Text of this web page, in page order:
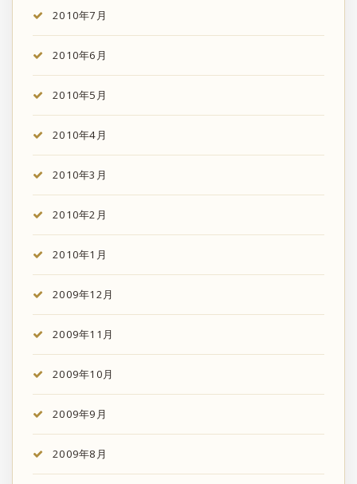
2010年7月
2010年6月
2010年5月
2010年4月
2010年3月
2010年2月
2010年1月
2009年12月
2009年11月
2009年10月
2009年9月
2009年8月